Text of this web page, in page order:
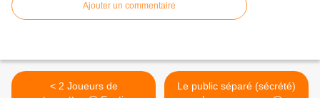
Ajouter un commentaire
< 2 Joueurs de
Le public séparé (sécrété)